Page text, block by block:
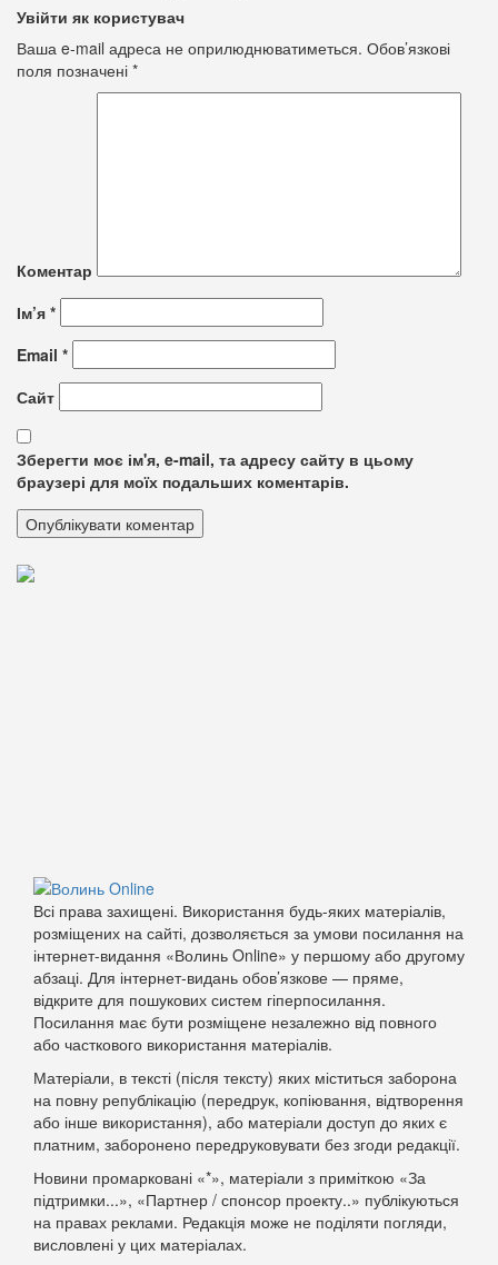
Увійти як користувач
Ваша e-mail адреса не оприлюднюватиметься. Обов’язкові
поля позначені *
Коментар
Ім’я *
Email *
Сайт
Зберегти моє ім'я, e-mail, та адресу сайту в цьому
браузері для моїх подальших коментарів.
Всі права захищені. Використання будь-яких матеріалів,
розміщених на сайті, дозволяється за умови посилання на
інтернет-видання «Волинь Online» у першому або другому
абзаці. Для інтернет-видань обов’язкове — пряме,
відкрите для пошукових систем гіперпосилання.
Посилання має бути розміщене незалежно від повного
або часткового використання матеріалів.
Матеріали, в тексті (після тексту) яких міститься заборона
на повну републікацію (передрук, копіювання, відтворення
або інше використання), або матеріали доступ до яких є
платним, заборонено передруковувати без згоди редакції.
Новини промарковані «*», матеріали з приміткою «За
підтримки...», «Партнер / спонсор проекту..» публікуються
на правах реклами. Редакція може не поділяти погляди,
висловлені у цих матеріалах.